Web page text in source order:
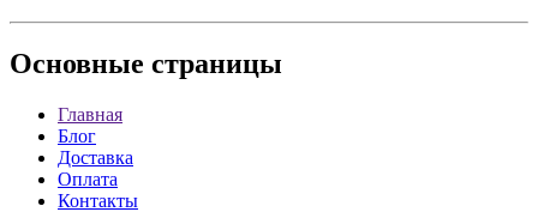
Основные страницы
Главная
Блог
Доставка
Оплата
Контакты